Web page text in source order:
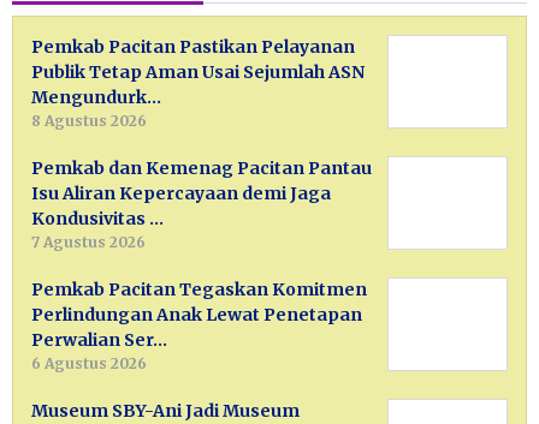
Pemkab Pacitan Pastikan Pelayanan
Publik Tetap Aman Usai Sejumlah ASN
Mengundurk…
8 Agustus 2026
Pemkab dan Kemenag Pacitan Pantau
Isu Aliran Kepercayaan demi Jaga
Kondusivitas …
7 Agustus 2026
Pemkab Pacitan Tegaskan Komitmen
Perlindungan Anak Lewat Penetapan
Perwalian Ser…
6 Agustus 2026
Museum SBY-Ani Jadi Museum